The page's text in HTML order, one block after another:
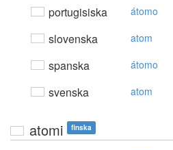
portugisiska átomo
slovenska atom
spanska átomo
svenska atom
atomi finska